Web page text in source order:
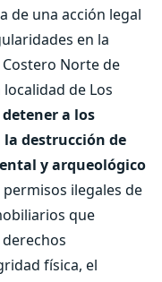
de una acción legal
en la
Norte de
de Los
detener a los
destrucción de
y arqueológico
ilegales de
que
física, el